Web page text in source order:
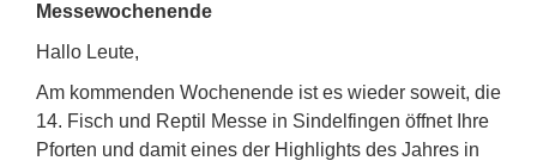
Messewochenende
Hallo Leute,
Am kommenden Wochenende ist es wieder soweit, die
14. Fisch und Reptil Messe in Sindelfingen öffnet Ihre
Pforten und damit eines der Highlights des Jahres in